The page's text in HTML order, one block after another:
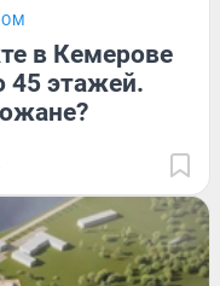
в Кемерове
45 этажей.